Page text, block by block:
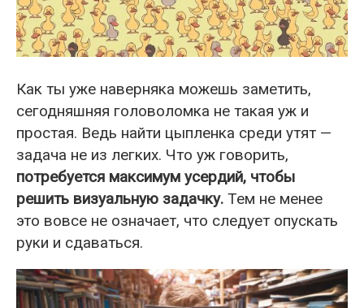
Как ты уже наверняка можешь заметить,
сегодняшняя головоломка не такая уж и
простая. Ведь найти цыпленка среди утят —
задача не из легких. Что уж говорить,
потребуется максимум усердий, чтобы
решить визуальную задачку. Тем не менее
это вовсе не означает, что следует опускать
руки и сдаваться.